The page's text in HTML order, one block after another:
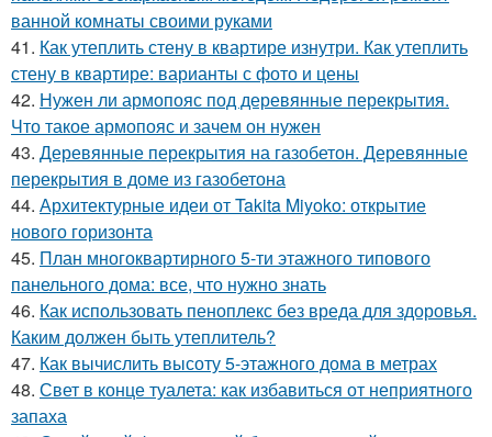
ванной комнаты своими руками
41. Как утеплить стену в квартире изнутри. Как утеплить
стену в квартире: варианты с фото и цены
42. Нужен ли армопояс под деревянные перекрытия.
Что такое армопояс и зачем он нужен
43. Деревянные перекрытия на газобетон. Деревянные
перекрытия в доме из газобетона
44. Архитектурные идеи от Takita Miyoko: открытие
нового горизонта
45. План многоквартирного 5-ти этажного типового
панельного дома: все, что нужно знать
46. Как использовать пеноплекс без вреда для здоровья.
Каким должен быть утеплитель?
47. Как вычислить высоту 5-этажного дома в метрах
48. Свет в конце туалета: как избавиться от неприятного
запаха